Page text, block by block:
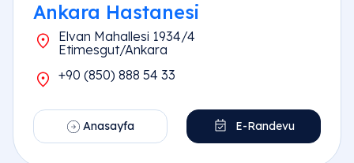
Ankara Hastanesi
Elvan Mahallesi 1934/4
Etimesgut/Ankara
+90 (850) 888 54 33
Anasayfa E-Randevu